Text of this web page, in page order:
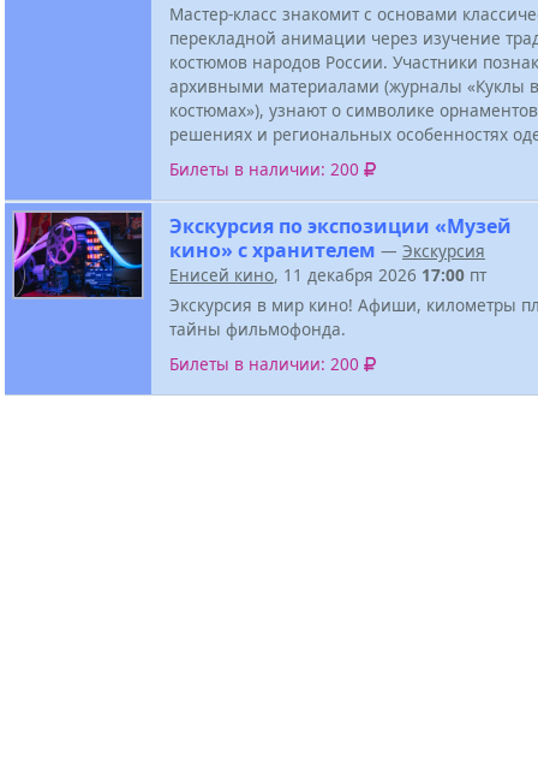
Мастер-класс знакомит с основами
перекладной анимации через изучение
костюмов народов России. Участники
архивными материалами (журналы «Куклы
костюмах»), узнают о символике
решениях и региональных особенностях
Билеты в наличии: 200
Экскурсия по экспозиции «Музей
кино» с хранителем — Экскурсия
Енисей кино, 11 декабря 2026 17:00 пт
Экскурсия в мир кино! Афиши, километры
тайны фильмофонда.
Билеты в наличии: 200